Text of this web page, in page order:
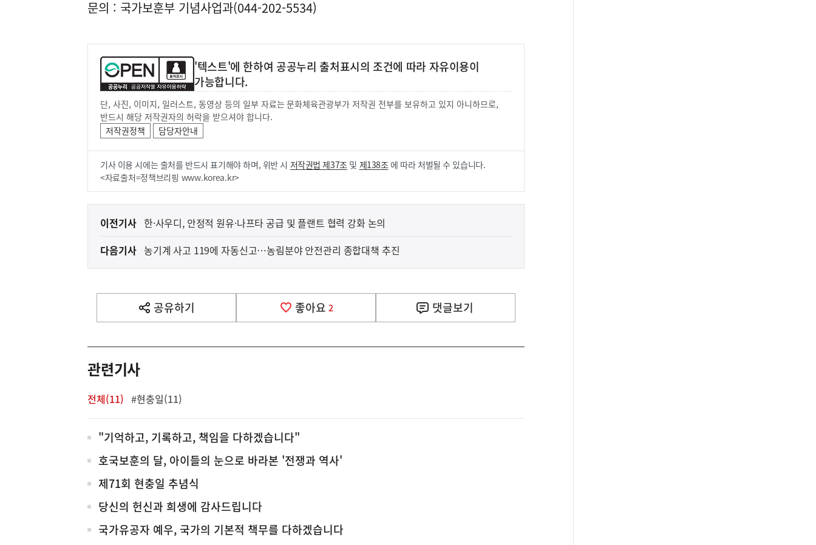
문의 : 국가보훈부 기념사업과(044-202-5534)
'텍스트'에 한하여 공공누리 출처표시의 조건에 따라 자유이용이
가능합니다.
단, 사진, 이미지, 일러스트, 동영상 등의 일부 자료는 문화체육관광부가 저작권 전부를 보유하고 있지 아니하므로,
반드시 해당 저작권자의 허락을 받으셔야 합니다.
저작권정책
담당자안내
기사 이용 시에는 출처를 반드시 표기해야 하며, 위반 시 저작권법 제37조및 제138조에 따라 처벌될 수 있습니다.
<자료출처=정책브리핑 www.korea.kr>
이
다
음
기
영
역
이전기사 한·사우디, 안정적 원유·나프타 공급 및 플랜트 협력 강화 논의
다음기사 농기계 사고 119에 자동신고…농림분야 안전관리 종합대책 추진
공유하기
열
기
좋아요 2 댓글보기
관련기사
전체(11) #현충일(11)
전
체
"기억하고, 기록하고, 책임을 다하겠습니다"
호국보훈의 달, 아이들의 눈으로 바라본 '전쟁과 역사'
제71회 현충일 추념식
당신의 헌신과 희생에 감사드립니다
국가유공자 예우, 국가의 기본적 책무를 다하겠습니다